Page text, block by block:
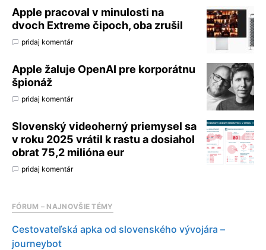
Apple pracoval v minulosti na
dvoch Extreme čipoch, oba zrušil
pridaj komentár
Apple žaluje OpenAI pre korporátnu
špionáž
pridaj komentár
Slovenský videoherný priemysel sa
v roku 2025 vrátil k rastu a dosiahol
obrat 75,2 milióna eur
pridaj komentár
FÓRUM – NAJNOVŠIE TÉMY
Cestovateľská apka od slovenského vývojára –
journeybot